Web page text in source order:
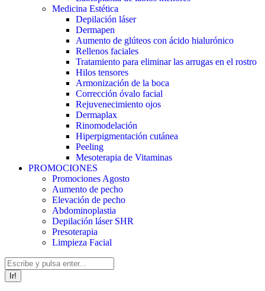
Medicina Estética
Depilación láser
Dermapen
Aumento de glúteos con ácido hialurónico
Rellenos faciales
Tratamiento para eliminar las arrugas en el rostro
Hilos tensores
Armonización de la boca
Corrección óvalo facial
Rejuvenecimiento ojos
Dermaplax
Rinomodelación
Hiperpigmentación cutánea
Peeling
Mesoterapia de Vitaminas
PROMOCIONES
Promociones Agosto
Aumento de pecho
Elevación de pecho
Abdominoplastia
Depilación láser SHR
Presoterapia
Limpieza Facial
Buscar: